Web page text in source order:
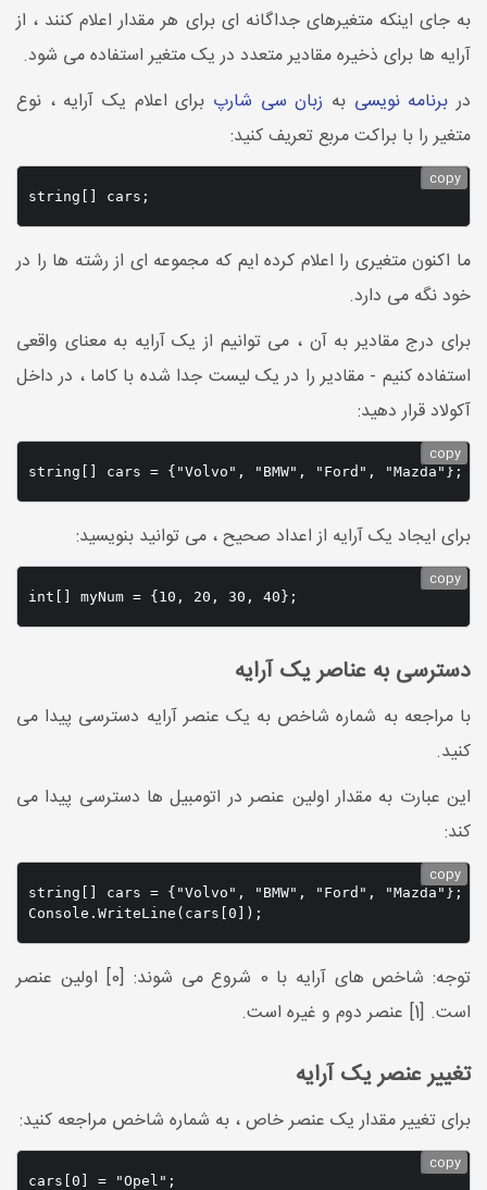
به جای اینکه متغیرهای جداگانه ای برای هر مقدار اعلام کنند ، از
آرایه ها برای ذخیره مقادیر متعدد در یک متغیر استفاده می شود.
در برنامه نویسی به زبان سی شارپ برای اعلام یک آرایه ، نوع
متغیر را با براکت مربع تعریف کنید:
copy
ما اکنون متغیری را اعلام کرده ایم که مجموعه ای از رشته ها را در
خود نگه می دارد.
برای درج مقادیر به آن ، می توانیم از یک آرایه به معنای واقعی
استفاده کنیم - مقادیر را در یک لیست جدا شده با کاما ، در داخل
آکولاد قرار دهید:
string[] cars = {"Volvo", "BMW", "Ford", "Mazda"};
copy
برای ایجاد یک آرایه از اعداد صحیح ، می توانید بنویسید:
int[] myNum = {10, 20, 30, 40};
copy
دسترسی به عناصر یک آرایه
با مراجعه به شماره شاخص به یک عنصر آرایه دسترسی پیدا می
کنید.
این عبارت به مقدار اولین عنصر در اتومبیل ها دسترسی پیدا می
کند:
string[] cars = {"Volvo", "BMW", "Ford", "Mazda"};
Console.WriteLine(cars[0]);
copy
توجه: شاخص های آرایه با 0 شروع می شوند: [0] اولین عنصر
است. [1] عنصر دوم و غیره است.
تغییر عنصر یک آرایه
برای تغییر مقدار یک عنصر خاص ، به شماره شاخص مراجعه کنید:
cars[0] = "Opel";
copy